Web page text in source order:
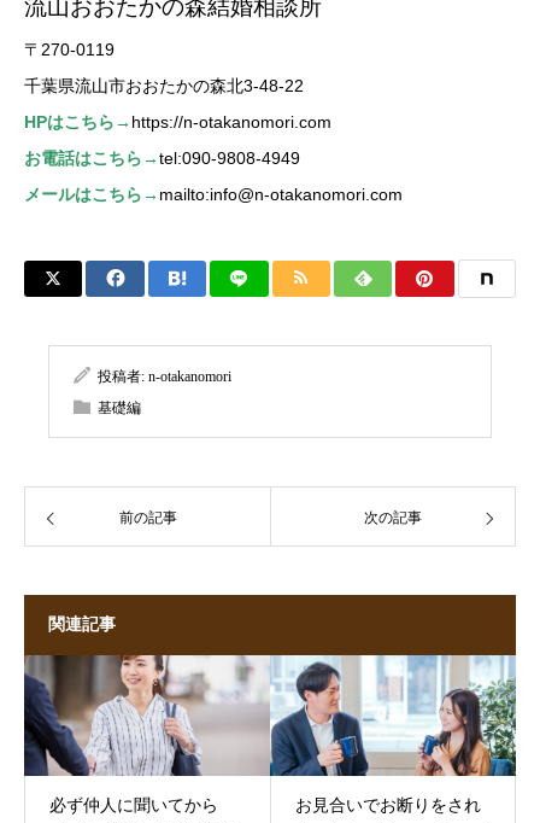
流山おおたかの森結婚相談所
〒270-0119
千葉県流山市おおたかの森北3-48-22
HPはこちら→ https://n-otakanomori.com
お電話はこちら→tel:090-9808-4949
メールはこちら→ mailto:info@n-otakanomori.com
投稿者: n-otakanomori
基礎編
前の記事 次の記事
関連記事
必ず仲人に聞いてから
お見合いでお断りをされ